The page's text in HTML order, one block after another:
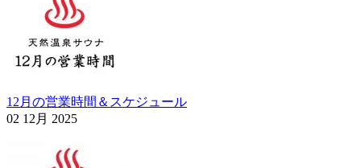
12月の営業時間＆スケジュール
02 12月 2025